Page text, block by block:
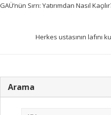
GAÜ’nün Sırrı: Yatırımdan Nasıl
Herkes ustasının lafını
Arama